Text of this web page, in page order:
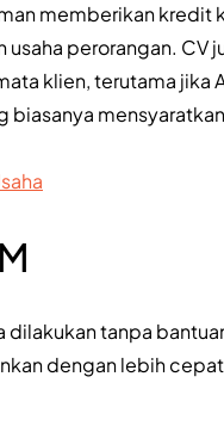
memberikan kredit
perorangan. CV
klien, terutama jika
biasanya
tanpa
dengan lebih